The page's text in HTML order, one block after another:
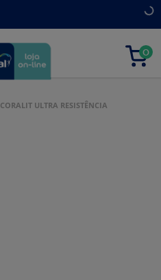
0
0
CORALIT ULTRA RESISTÊNCIA